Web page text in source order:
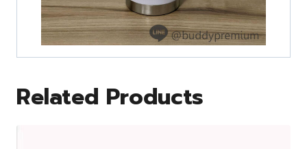
Related Products